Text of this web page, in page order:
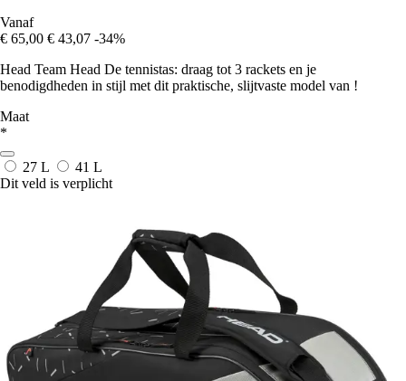
Vanaf
€ 65,00 € 43,07 -34%
Head Team Head De tennistas: draag tot 3 rackets en je
benodigdheden in stijl met dit praktische, slijtvaste model van !
Maat
*
27 L
41 L
Dit veld is verplicht